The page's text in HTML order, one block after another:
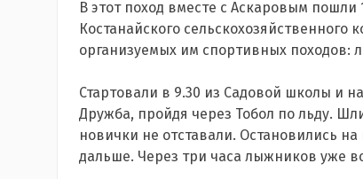
В этот поход вместе с Аскаровым
Костанайского
организуемых им спортивных походов:
Стартовали в 9.30 из Садовой школы и
Дружба, пройдя через Тобол по льду.
новички не отставали. Остановились
дальше. Через три часа лыжников уже